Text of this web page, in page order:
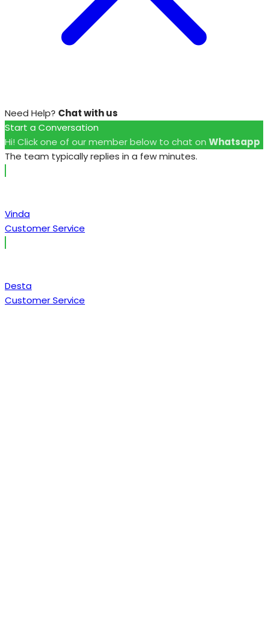
Need Help? Chat with us
Start a Conversation
Hi! Click one of our member below to chat on Whatsapp
The team typically replies in a few minutes.
Vinda
Customer Service
Desta
Customer Service